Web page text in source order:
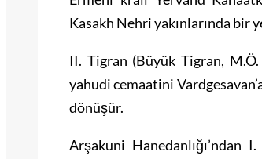
Kasakh Nehri yakınlarında bir
II. Tigran (Büyük Tigran,
yahudi cemaatini
dönüşür.
Arşakuni Hanedanlığı’ndan